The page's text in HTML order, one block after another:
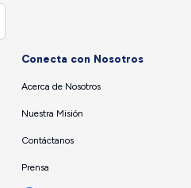
Conecta con Nosotros
Acerca de Nosotros
Nuestra Misión
Contáctanos
Prensa